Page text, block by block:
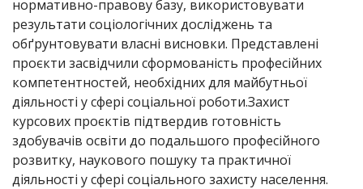
нормативно-правову базу, використовувати
результати соціологічних досліджень та
обґрунтовувати власні висновки. Представлені
проєкти засвідчили сформованість професійних
компетентностей, необхідних для майбутньої
діяльності у сфері соціальної роботи.Захист
курсових проєктів підтвердив готовність
здобувачів освіти до подальшого професійного
розвитку, наукового пошуку та практичної
діяльності у сфері соціального захисту населення.